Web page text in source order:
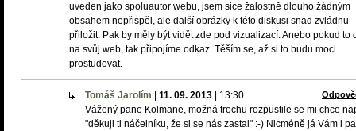
uveden jako spoluautor webu, jsem sice žalostně dlouho žádným
obsahem nepřispěl, ale další obrázky k této diskusi snad zvládnu
přiložit. Pak by měly být vidět zde pod vizualizací. Anebo pokud to
na svůj web, tak připojíme odkaz. Těším se, až si to budu moci
prostudovat.
Tomáš Jarolím 11. 09. 2013 13:30
Vážený pane Kolmane, možná trochu rozpustile se mi chce
"děkuji ti náčelníku, že si se nás zastal" :-) Nicméně já Vám i